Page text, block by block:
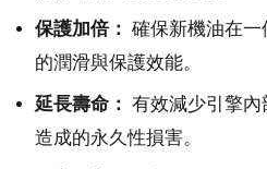
保護加倍： 確保新機油在一
的潤滑與保護效能。
延長壽命： 有效減少引擎內
造成的永久性損害。